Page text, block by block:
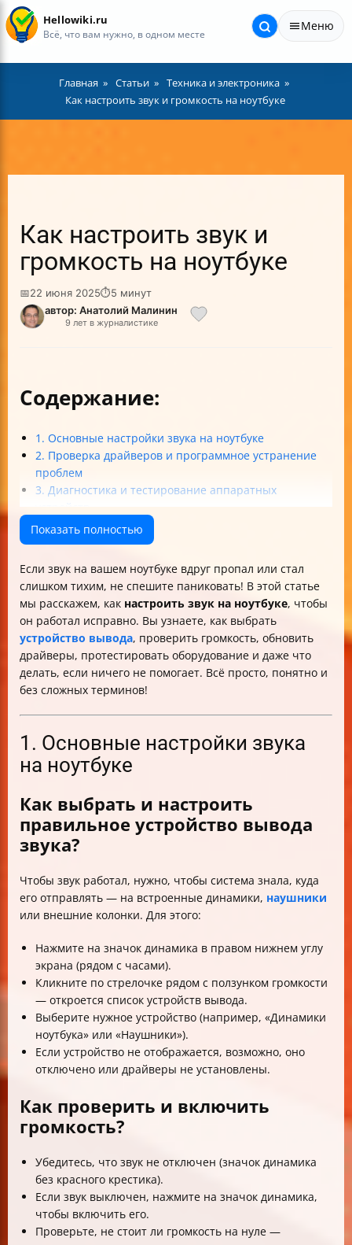
Hellowiki.ru
Всё, что вам нужно, в одном месте
Меню
Главная Статьи
Техника и электроника
Как настроить звук и громкость на ноутбуке
Как настроить звук и
громкость на ноутбуке
📅22 июня 2025⏱5 минут
автор: Анатолий Малинин
9 лет в журналистике
Содержание:
1. Основные настройки звука на ноутбуке
2. Проверка драйверов и программное устранение
проблем
3. Диагностика и тестирование аппаратных
4. Продвинутая настройка и восстановление
5. Профилактика и помощь специалистов
на ноутбуке
Показать полностью
Если звук на вашем ноутбуке вдруг пропал или стал
слишком тихим, не спешите паниковать! В этой статье
мы расскажем, как настроить звук на ноутбуке, чтобы
он работал исправно. Вы узнаете, как выбрать
устройство вывода, проверить громкость, обновить
драйверы, протестировать оборудование и даже что
делать, если ничего не помогает. Всё просто, понятно и
без сложных терминов!
1. Основные настройки звука
на ноутбуке
Как выбрать и настроить
правильное устройство вывода
звука?
Чтобы звук работал, нужно, чтобы система знала, куда
его отправлять — на встроенные динамики, наушники
или внешние колонки. Для этого:
Нажмите на значок динамика в правом нижнем углу
экрана (рядом с часами).
Кликните по стрелочке рядом с ползунком громкости
— откроется список устройств вывода.
Выберите нужное устройство (например, «Динамики
ноутбука» или «Наушники»).
Если устройство не отображается, возможно, оно
отключено или драйверы не установлены.
Как проверить и включить
громкость?
Убедитесь, что звук не отключен (значок динамика
без красного крестика).
Если звук выключен, нажмите на значок динамика,
чтобы включить его.
Проверьте, не стоит ли громкость на нуле —